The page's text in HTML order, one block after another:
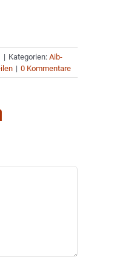
| Kategorien: Aib-
| 0 Kommentare